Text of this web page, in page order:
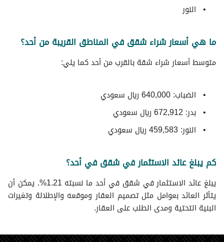
النور
ما هي أسعار شراء شقق في المناطق القريبة من أحد؟
متوسط ​​أسعار شراء شقة بالقرب من أحد كما يلي:
الضباب: 640,000 ريال سعودي
بدر: 672,912 ريال سعودي
النور: 459,583 ريال سعودي
كم يبلغ عائد الاستثمار في شقق في أحد؟
يبلغ عائد الاستثمار في شقق في أحد ما نسبته 1.21%. يمكن أن
يتأثر العائد بعوامل مثل تصميم العقار وموقعه والإطلالة وتغيرات
البنية التحتية ومدى الطلب على العقار.